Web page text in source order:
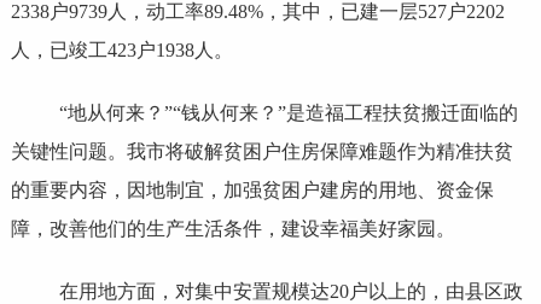
2338户9739人，动工率89.48%，其中，已建一层527户2202
人，已竣工423户1938人。
“地从何来？”“钱从何来？”是造福工程扶贫搬迁面临的
关键性问题。我市将破解贫困户住房保障难题作为精准扶贫
的重要内容，因地制宜，加强贫困户建房的用地、资金保
障，改善他们的生产生活条件，建设幸福美好家园。
在用地方面，对集中安置规模达20户以上的，由县区政